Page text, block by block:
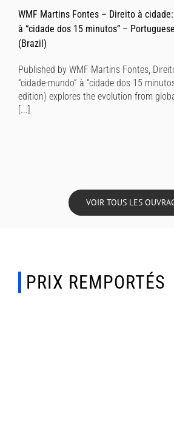
WMF Martins Fontes – Direito à cidade:
à “cidade dos 15 minutos” –
(Brazil)
Published by WMF Martins Fontes,
“cidade-mundo” à “cidade dos 15
edition) explores the evolution from
[...]
VOIR TOUS LES
PRIX REMPORTÉS